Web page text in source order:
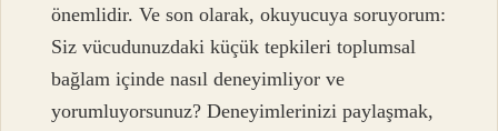
önemlidir. Ve son olarak, okuyucuya soruyorum:
Siz vücudunuzdaki küçük tepkileri toplumsal
bağlam içinde nasıl deneyimliyor ve
yorumluyorsunuz? Deneyimlerinizi paylaşmak,